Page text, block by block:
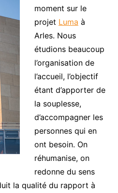
moment sur le
projet Luma à
Arles. Nous
étudions beaucoup
l’organisation de
l’accueil, l’objectif
étant d’apporter de
la souplesse,
d’accompagner les
personnes qui en
ont besoin. On
réhumanise, on
redonne du sens
la qualité du rapport à